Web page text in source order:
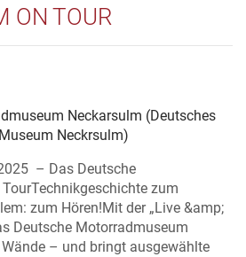
ON TOUR
Neckarsulm (Deutsches
Neckrsulm)
– Das Deutsche
zum
zum Hören!Mit der „Live &amp;
Deutsche Motorradmuseum
– und bringt ausgewählte